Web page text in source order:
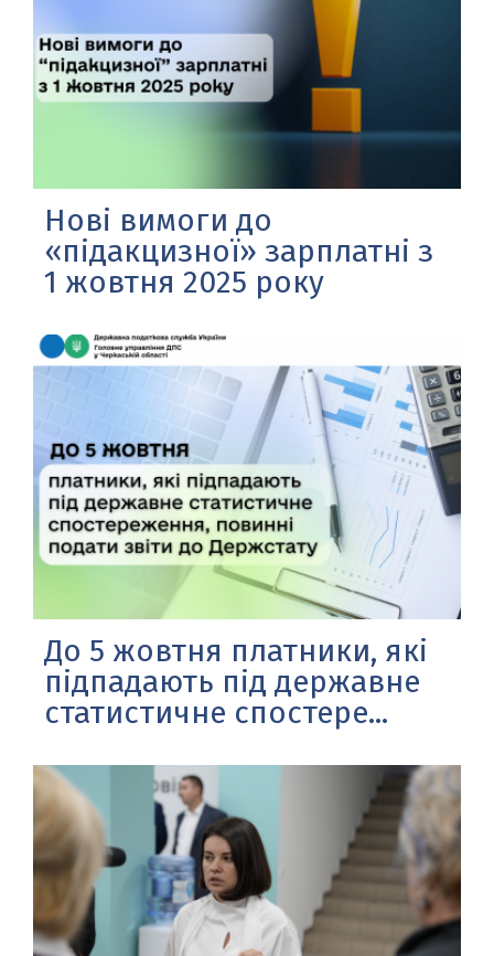
Нові вимоги до
«підакцизної» зарплатні з
1 жовтня 2025 року
До 5 жовтня платники, які
підпадають під державне
статистичне спостере...